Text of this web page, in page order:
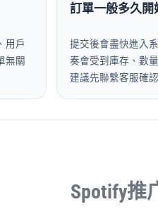
用戶
無關
訂單一般多久開
提交後會盡快進入
奏會受到庫存、數
建議先聯繫客服確認
Spotify推